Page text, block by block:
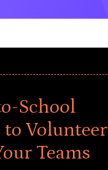
School
to Volunteer
Teams